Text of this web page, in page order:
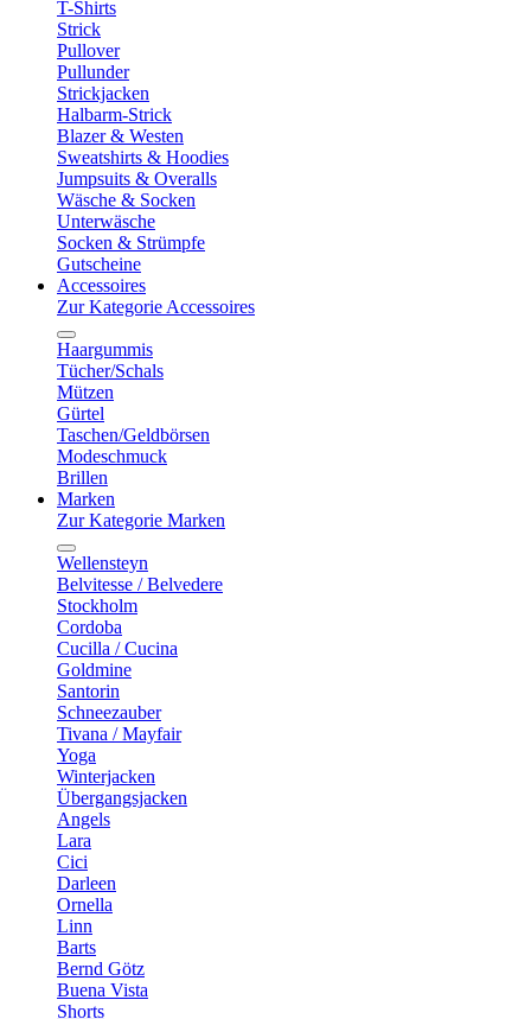
T-Shirts
Strick
Pullover
Pullunder
Strickjacken
Halbarm-Strick
Blazer & Westen
Sweatshirts & Hoodies
Jumpsuits & Overalls
Wäsche & Socken
Unterwäsche
Socken & Strümpfe
Gutscheine
Accessoires
Zur Kategorie Accessoires
Haargummis
Tücher/Schals
Mützen
Gürtel
Taschen/Geldbörsen
Modeschmuck
Brillen
Marken
Zur Kategorie Marken
Wellensteyn
Belvitesse / Belvedere
Stockholm
Cordoba
Cucilla / Cucina
Goldmine
Santorin
Schneezauber
Tivana / Mayfair
Yoga
Winterjacken
Übergangsjacken
Angels
Lara
Cici
Darleen
Ornella
Linn
Barts
Bernd Götz
Buena Vista
Shorts